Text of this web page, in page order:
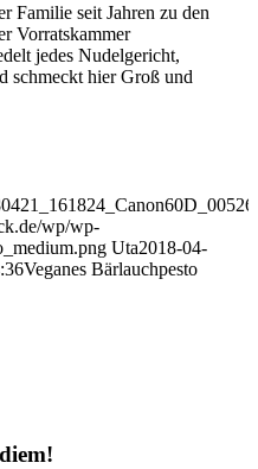
Familie seit Jahren zu den
Vorratskammer
jedes Nudelgericht,
schmeckt hier Groß und
wp/wp-
Uta2018-04-
Veganes Bärlauchpesto